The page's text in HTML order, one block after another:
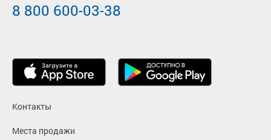
Контакты
Места продажи
8 800 600-03-38